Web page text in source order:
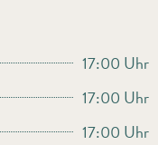
17:00 Uhr
17:00 Uhr
17:00 Uhr